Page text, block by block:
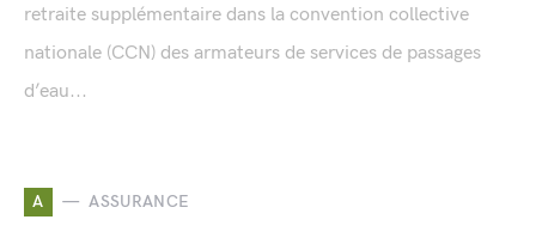
retraite supplémentaire dans la convention collective
nationale (CCN) des armateurs de services de passages
d’eau...
A ASSURANCE